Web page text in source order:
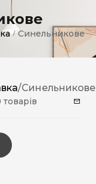
/ Синельникове
/Синельникове